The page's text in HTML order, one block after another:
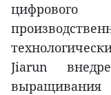
цифрового
Jiarun